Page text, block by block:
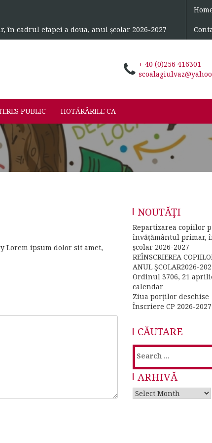
cadrul etapei a doua, anul școlar 2026-2027
+ 40 (0)256 416301
PUBLIC HOTĂRÂRILE CA
Lorem ipsum dolor sit amet,
NOUTĂŢI
Repartizarea copiilor
învățământul primar,
școlar 2026-2027
REÎNSCRIEREA
ANUL ŞCOLAR2026-
Ordinul 3706, 21
calendar
Ziua porților deschise
Înscriere CP 2026-2027
CĂUTARE
Search
for:
ARHIVĂ
Arhivă